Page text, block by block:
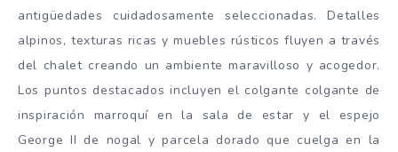
antigüedades cuidadosamente seleccionadas. Detalles
alpinos, texturas ricas y muebles rústicos fluyen a través
del chalet creando un ambiente maravilloso y acogedor.
Los puntos destacados incluyen el colgante colgante de
inspiración marroquí en la sala de estar y el espejo
George II de nogal y parcela dorado que cuelga en la